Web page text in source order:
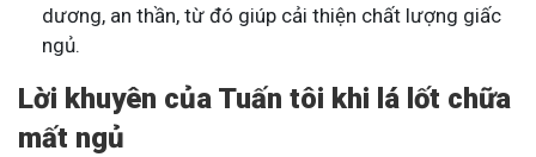
dương, an thần, từ đó giúp cải thiện chất lượng giấc
ngủ.
Lời khuyên của Tuấn tôi khi lá lốt chữa
mất ngủ